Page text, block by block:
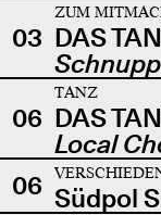
03
ZUM
DAS
06
TANZ
DAS
Local
06 Südpol